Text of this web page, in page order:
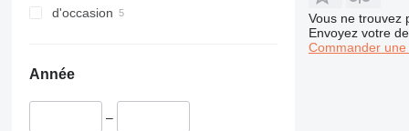
d'occasion
Année
–
Vous ne trouvez
Envoyez votre
Commander